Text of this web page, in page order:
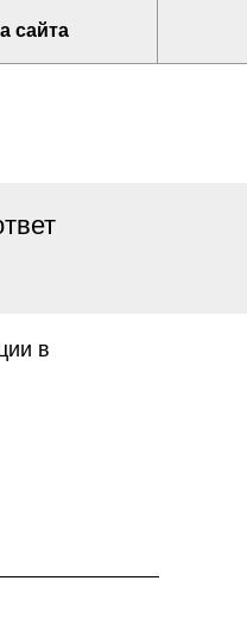
сайта
в